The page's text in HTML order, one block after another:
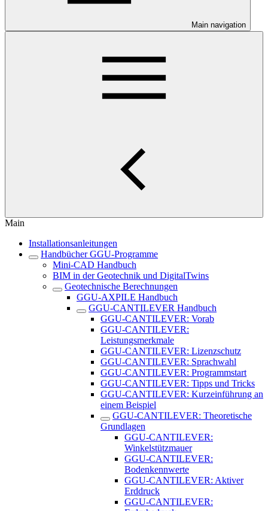
Main navigation
Main
Installationsanleitungen
Handbücher GGU-Programme
Mini-CAD Handbuch
BIM in der Geotechnik und DigitalTwins
Geotechnische Berechnungen
GGU-AXPILE Handbuch
GGU-CANTILEVER Handbuch
GGU-CANTILEVER: Vorab
GGU-CANTILEVER:
Leistungsmerkmale
GGU-CANTILEVER: Lizenzschutz
GGU-CANTILEVER: Sprachwahl
GGU-CANTILEVER: Programmstart
GGU-CANTILEVER: Tipps und Tricks
GGU-CANTILEVER: Kurzeinführung an
einem Beispiel
GGU-CANTILEVER: Theoretische
Grundlagen
GGU-CANTILEVER:
Winkelstützmauer
GGU-CANTILEVER:
Bodenkennwerte
GGU-CANTILEVER: Aktiver
Erddruck
GGU-CANTILEVER: